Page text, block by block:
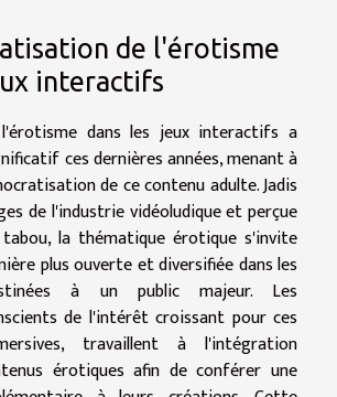
de l'érotisme
interactifs
dans les jeux interactifs a
ces dernières années, menant à
de ce contenu adulte. Jadis
de l'industrie vidéoludique et perçue
la thématique érotique s'invite
plus ouverte et diversifiée dans les
à un public majeur. Les
de l'intérêt croissant pour ces
travaillent à l'intégration
érotiques afin de conférer une